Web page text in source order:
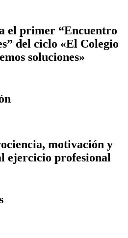
el primer “Encuentro
del ciclo «El Colegio
soluciones»
motivación y
ejercicio profesional